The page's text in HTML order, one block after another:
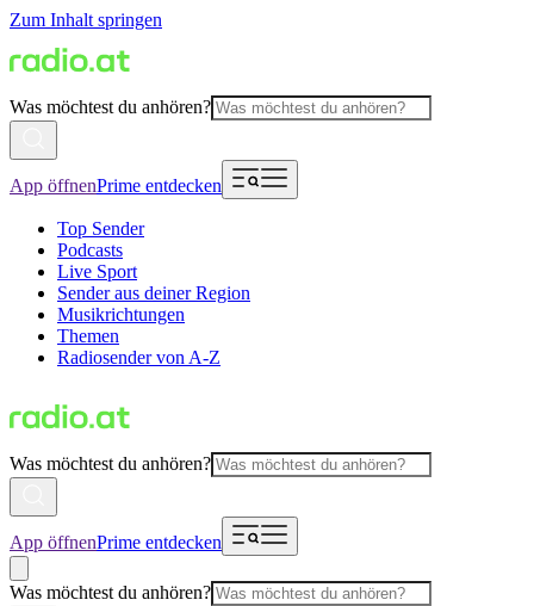
Zum Inhalt springen
Was möchtest du anhören?
App öffnenPrime entdecken
Top Sender
Podcasts
Live Sport
Sender aus deiner Region
Musikrichtungen
Themen
Radiosender von A-Z
Was möchtest du anhören?
App öffnenPrime entdecken
Was möchtest du anhören?